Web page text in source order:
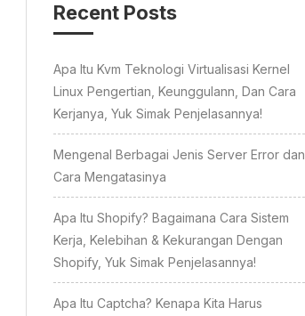
Recent Posts
Apa Itu Kvm Teknologi Virtualisasi Kernel
Linux Pengertian, Keunggulann, Dan Cara
Kerjanya, Yuk Simak Penjelasannya!
Mengenal Berbagai Jenis Server Error dan
Cara Mengatasinya
Apa Itu Shopify? Bagaimana Cara Sistem
Kerja, Kelebihan & Kekurangan Dengan
Shopify, Yuk Simak Penjelasannya!
Apa Itu Captcha? Kenapa Kita Harus